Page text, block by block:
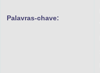
Palavras-chave: